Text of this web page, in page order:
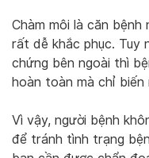
Chàm môi là căn
rất dễ khắc phục. Tuy
chứng bên ngoài thì
hoàn toàn mà chỉ
Vì vậy, người bệnh
để tránh tình trạng